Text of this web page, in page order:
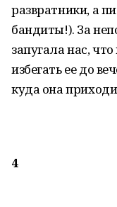
развратники, а
бандиты!). За
запугала нас,
избегать ее до
куда она
4